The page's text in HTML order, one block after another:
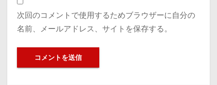
次回のコメントで使用するためブラウザーに自分の
名前、メールアドレス、サイトを保存する。